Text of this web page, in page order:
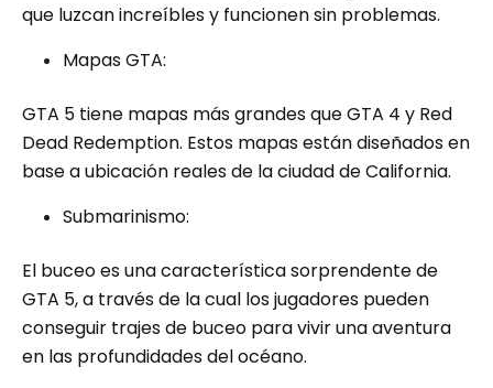
que luzcan increíbles y funcionen sin problemas.
Mapas GTA:
GTA 5 tiene mapas más grandes que GTA 4 y Red
Dead Redemption. Estos mapas están diseñados en
base a ubicación reales de la ciudad de California.
Submarinismo:
El buceo es una característica sorprendente de
GTA 5, a través de la cual los jugadores pueden
conseguir trajes de buceo para vivir una aventura
en las profundidades del océano.